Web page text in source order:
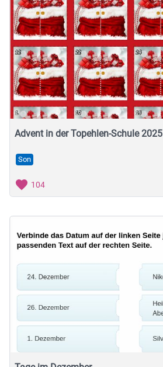
Advent in der Topehlen-Schule 2025
Son
104